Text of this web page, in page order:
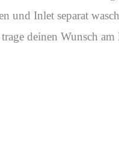
und Inlet separat
deinen Wunsch